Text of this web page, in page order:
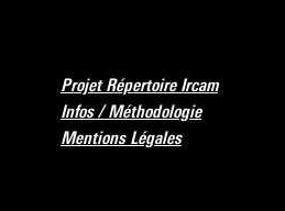
Projet Répertoire Ircam
Infos / Méthodologie
Mentions Légales